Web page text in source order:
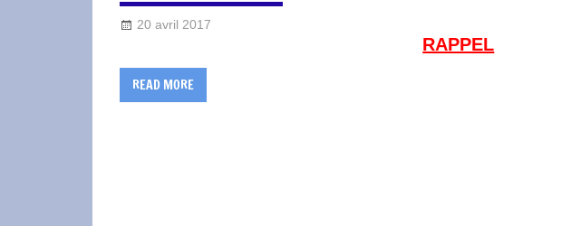
20 avril 2017
RAPPEL
READ MORE